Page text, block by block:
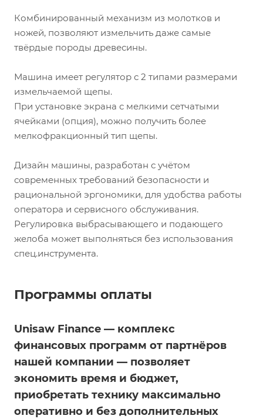
Комбинированный механизм из молотков и
ножей, позволяют измельчить даже самые
твёрдые породы древесины.
Машина имеет регулятор с 2 типами размерами
измельчаемой щепы.
При установке экрана с мелкими сетчатыми
ячейками (опция), можно получить более
мелкофракционный тип щепы.
Дизайн машины, разработан с учётом
современных требований безопасности и
рациональной эргономики, для удобства работы
оператора и сервисного обслуживания.
Регулировка выбрасывающего и подающего
желоба может выполняться без использования
спец.инструмента.
Программы оплаты
Unisaw Finance — комплекс
финансовых программ от партнёров
нашей компании — позволяет
экономить время и бюджет,
приобретать технику максимально
оперативно и без дополнительных